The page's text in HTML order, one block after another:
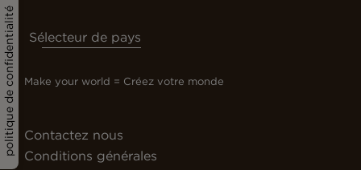
politique de confidentialité Sélecteur de pays
Make your world = Créez votre monde
Contactez nous
Conditions générales